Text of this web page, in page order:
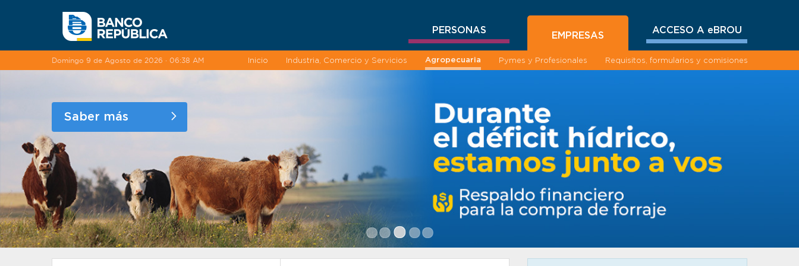
PERSONAS
EMPRESAS
ACCESO A eBROU
Domingo 9 de Agosto de 2026 · 06:38 AM Inicio Industria, Comercio y Servicios Agropecuaria Pymes y Profesionales Requisitos, formularios y comisiones
•••••
Saber más